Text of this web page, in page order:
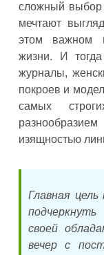
сложный выбор
мечтают
этом важном
жизни. И
журналы,
покроев и
самых
изящностью
Главная
своей
вечер с